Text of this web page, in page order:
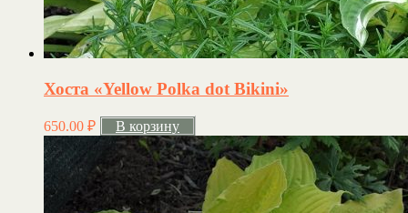
Хоста «Yellow Polka dot Bikini»
650.00 ₽ В корзину